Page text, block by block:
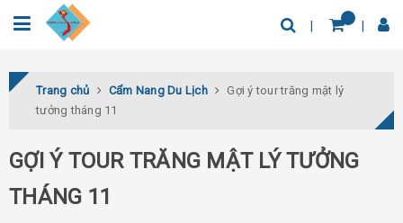
0932.04.03.78 Tìm thêm địa điểm
Trang chủ Cẩm Nang Du Lịch
Gợi ý tour trăng mật lý
tưởng tháng 11
GỢI Ý TOUR TRĂNG MẬT LÝ TƯỞNG
THÁNG 11